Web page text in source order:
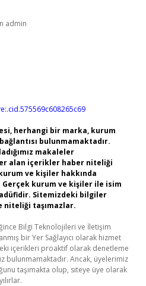
admin
herhangi bir marka, kurum
bulunmamaktadır.
makaleler
alan içerikler haber niteliği
ve kişiler hakkında
Gerçek kurum ve kişiler ile isim
Sitemizdeki bilgiler
niteliği taşımazlar.
Bilgi Teknolojileri ve İletişim
bir Yer Sağlayıcı olarak hizmet
içerikleri proaktif olarak denetleme
bulunmamaktadır. Ancak, üyelerimiz
taşımakta olup, siteye üye olarak